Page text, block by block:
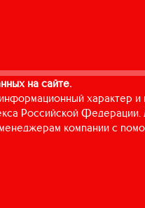
на сайте.
характер и
Российской
компании с